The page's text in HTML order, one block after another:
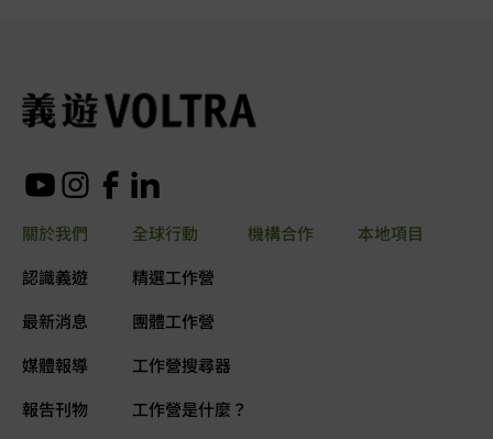
關於我們
認識義遊
最新消息
媒體報導
報告刊物
全球行動
精選工作營
團體工作營
工作營搜尋器
工作營是什麼？
本地項目
機構合作